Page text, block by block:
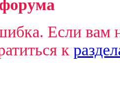
Если вам
к